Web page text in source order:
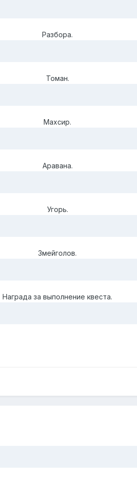
Разбора.
Томан.
Махсир.
Аравана.
Угорь.
Змейголов.
Награда за выполнение квеста.